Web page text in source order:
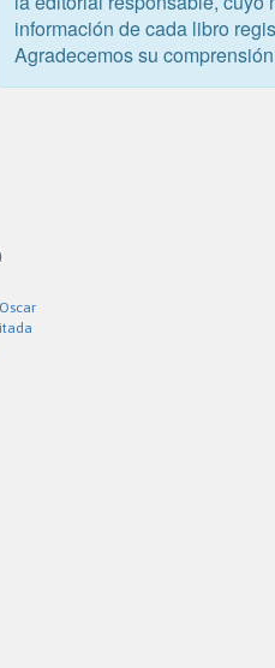
información de cada libro
Agradecemos su